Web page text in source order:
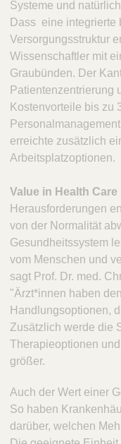
Systeme und
Dass eine integrierte
Versorgungsstruktur
Wissenschaftler mit
Graubünden. Der
Patientenzentrierung
Kostenvorteile bis zu
erreichte zusätzlich
Arbeitsplatzoptionen.
Value in Health Care
Herausforderungen
von der Normalität
Gesundheitssystem
vom Menschen und
sagt Prof. Dr. med.
"Ärzt*innen haben
Handlungsoptionen,
Zusätzlich werde die
Therapieoptionen
größer.
Auch der Wert einer
So haben
darüber, welchen